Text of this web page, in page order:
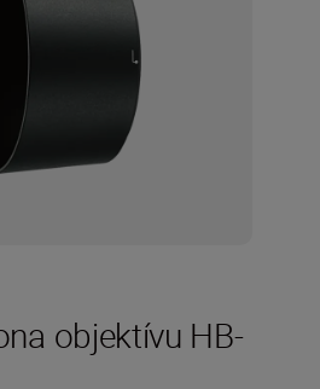
objektívu HB-